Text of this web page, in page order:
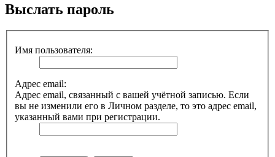
Выслать пароль
Имя пользователя:
Адрес email:
Адрес email, связанный с вашей учётной записью. Если
вы не изменили его в Личном разделе, то это адрес email,
указанный вами при регистрации.